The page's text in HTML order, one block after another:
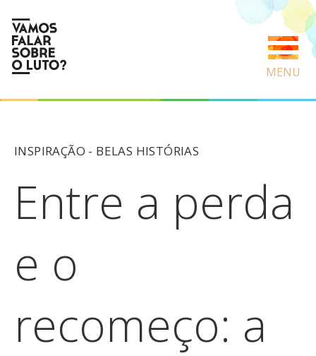
MENU
INSPIRAÇÃO - BELAS HISTÓRIAS
Entre a perda
e o
recomeço: a